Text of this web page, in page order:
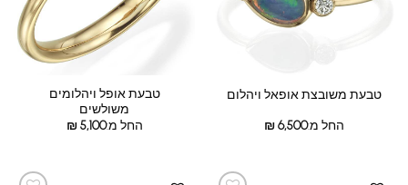
טבעת משובצת אופאל ויהלום
החל מ: ₪6,500
טבעת אופל ויהלומים
משולשים
החל מ:
₪5,100